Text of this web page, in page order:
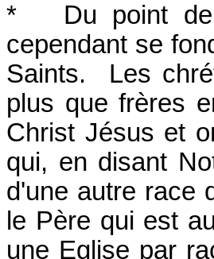
* Du point de
cependant se
Saints. Les
plus que frères
Christ Jésus et
qui, en disant
d'une autre race
le Père qui est
une Eglise par